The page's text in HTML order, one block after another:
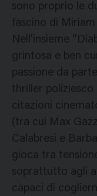
sono proprio le
fascino di
Nell’insieme
grintosa e ben
passione da
thriller
citazioni
(tra cui Max
Calabresi e
gioca tra
soprattutto agli
capaci di